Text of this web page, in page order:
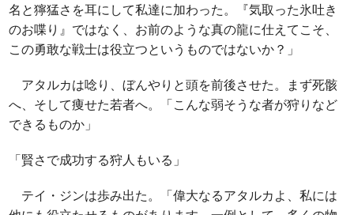
名と獰猛さを耳にして私達に加わった。『気取った氷吐き
のお喋り』ではなく、お前のような真の龍に仕えてこそ、
この勇敢な戦士は役立つというものではないか？」
アタルカは唸り、ぼんやりと頭を前後させた。まず死骸
へ、そして痩せた若者へ。「こんな弱そうな者が狩りなど
できるものか」
「賢さで成功する狩人もいる」
テイ・ジンは歩み出た。「偉大なるアタルカよ、私には